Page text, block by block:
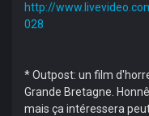
http://
028
* Outpost: un film
Grande Bretagne.
mais ça intéressera